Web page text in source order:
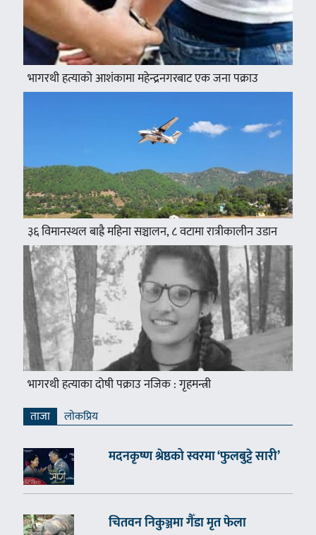
भागरथी हत्याको आशंकामा महेन्द्रनगरबाट एक जना पक्राउ
३६ विमानस्थल बाह्रै महिना सञ्चालन, ८ वटामा रात्रीकालीन उडान
भागरथी हत्याका दोषी पक्राउ नजिक : गृहमन्त्री
ताजा लाेकप्रिय
मदनकृष्ण श्रेष्ठको स्वरमा ‘फुलबुट्टे सारी’
चितवन निकुञ्जमा गैँडा मृत फेला